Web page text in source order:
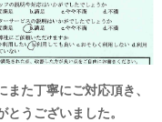
また丁寧にご対応頂き、
とうございました。